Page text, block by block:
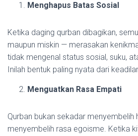
Menghapus Batas Sosial
Ketika daging qurban dibagikan,
maupun miskin — merasakan
tidak mengenal status sosial, suku,
Inilah bentuk paling nyata dari
Menguatkan Rasa Empati
Qurban bukan sekadar menyembelih
menyembelih rasa egoisme. Ketika